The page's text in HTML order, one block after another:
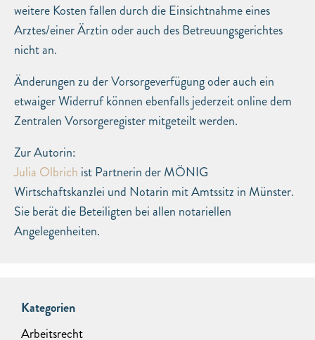
weitere Kosten fallen durch die Einsichtnahme eines
Arztes/einer Ärztin oder auch des Betreuungsgerichtes
nicht an.
Änderungen zu der Vorsorgeverfügung oder auch ein
etwaiger Widerruf können ebenfalls jederzeit online dem
Zentralen Vorsorgeregister mitgeteilt werden.
Zur Autorin:
Julia Olbrich ist Partnerin der MÖNIG
Wirtschaftskanzlei und Notarin mit Amtssitz in Münster.
Sie berät die Beteiligten bei allen notariellen
Angelegenheiten.
Kategorien
Arbeitsrecht